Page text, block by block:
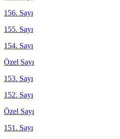
156. Sayı
155. Sayı
154. Sayı
Özel Sayı
153. Sayı
152. Sayı
Özel Sayı
151. Sayı